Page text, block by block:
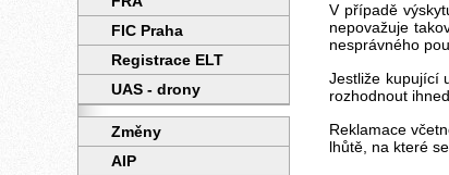
FIC Praha
Registrace ELT
UAS - drony
Změny
AIP
V případě
nepovažuje
nesprávného
Jestliže kupující
rozhodnout
Reklamace
lhůtě, na které